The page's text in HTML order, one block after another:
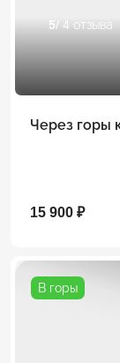
5/ 4 отзыва
Через горы
15 900 ₽
В горы